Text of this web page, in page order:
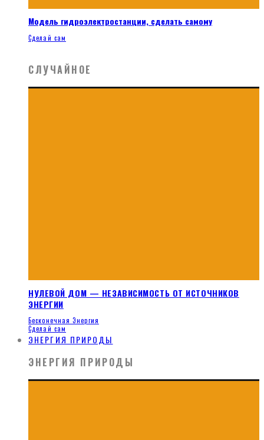
Модель гидроэлектростанции, сделать самому
Сделай сам
СЛУЧАЙНОЕ
НУЛЕВОЙ ДОМ — НЕЗАВИСИМОСТЬ ОТ ИСТОЧНИКОВ
ЭНЕРГИИ
Бесконечная Энергия
Сделай сам
ЭНЕРГИЯ ПРИРОДЫ
ЭНЕРГИЯ ПРИРОДЫ